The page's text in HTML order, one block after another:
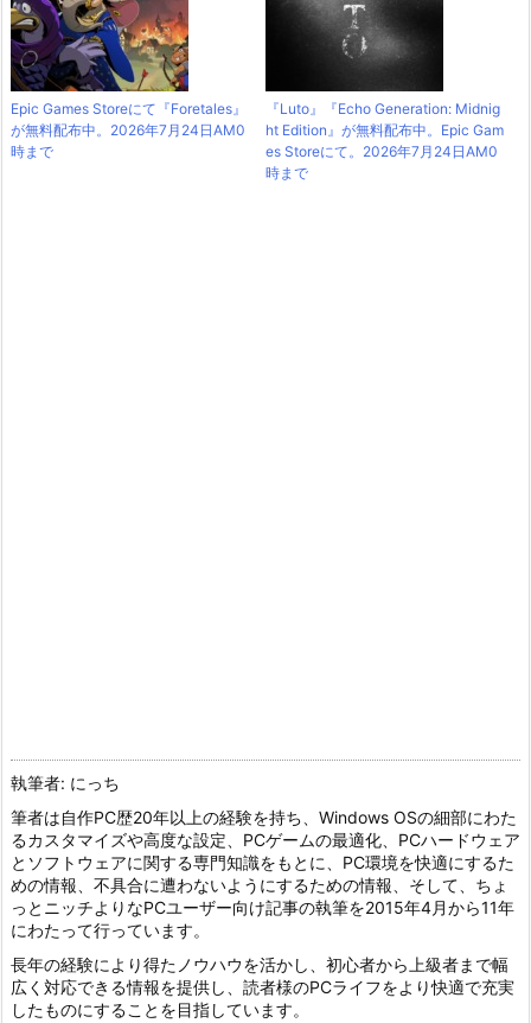
Epic Games Storeにて『Foretales』
が無料配布中。2026年7月24日AM0
時まで
『Luto』『Echo Generation: Midnig
ht Edition』が無料配布中。Epic Gam
es Storeにて。2026年7月24日AM0
時まで
執筆者: にっち
筆者は自作PC歴20年以上の経験を持ち、Windows OSの細部にわた
るカスタマイズや高度な設定、PCゲームの最適化、PCハードウェア
とソフトウェアに関する専門知識をもとに、PC環境を快適にするた
めの情報、不具合に遭わないようにするための情報、そして、ちょ
っとニッチよりなPCユーザー向け記事の執筆を2015年4月から11年
にわたって行っています。
長年の経験により得たノウハウを活かし、初心者から上級者まで幅
広く対応できる情報を提供し、読者様のPCライフをより快適で充実
したものにすることを目指しています。